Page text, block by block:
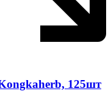
125шт